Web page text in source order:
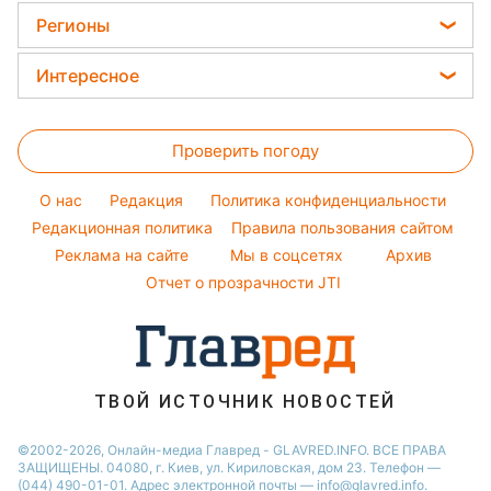
Алла Пугачева
Настя Каменских
Виталий Козловский
Потап
Все о сале
Цены на продукты
Погода на сегодня
Погода на завтра
Женские стрижки
Окрашивание волос
Красивый маникюр
Модные ошибки
Советы от Андре Тана
Регионы
Новости Львова
Новости Харькова
Новости Днепра
Новости Полтавы
Новости Тернополя
Новости Сум
Новости Житомира
Новости Одессы
Новости Ровно
Интересное
Тесты по картинке
Оптические иллюзии
Народные приметы
Все о шоу-бизнесе
Проверить погоду
O нас Редакция
Политика конфиденциальности
Редакционная политика
Правила пользования сайтом
Реклама на сайте
Мы в соцсетях
Архив
Отчет о прозрачности JTI
ТВОЙ ИСТОЧНИК НОВОСТЕЙ
©2002-2026, Онлайн-медиа Главред - GLAVRED.INFO. ВСЕ ПРАВА
ЗАЩИЩЕНЫ. 04080, г. Киев, ул. Кириловская, дом 23. Телефон —
(044) 490-01-01. Адрес электронной почты — info@glavred.info.